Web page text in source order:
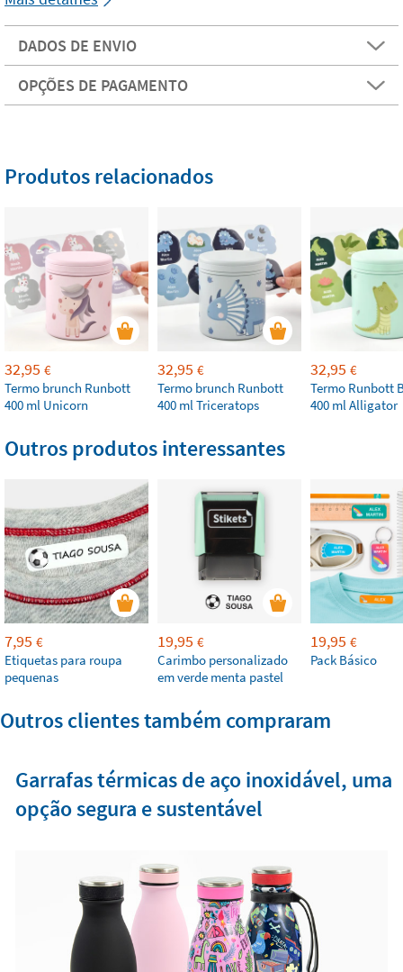
DADOS DE ENVIO
OPÇÕES DE PAGAMENTO
Produtos relacionados
32,95 €
Termo brunch Runbott
400 ml Unicorn
32,95 €
Termo brunch Runbott
400 ml Triceratops
32,95 €
Termo Runbott
400 ml Alligator
Outros produtos interessantes
7,95 €
Etiquetas para roupa
pequenas
19,95 €
Carimbo personalizado
em verde menta pastel
19,95 €
Pack Básico
Outros clientes também compraram
Garrafas térmicas de aço inoxidável, uma
opção segura e sustentável